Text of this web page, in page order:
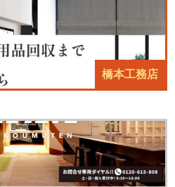
橋本工務店